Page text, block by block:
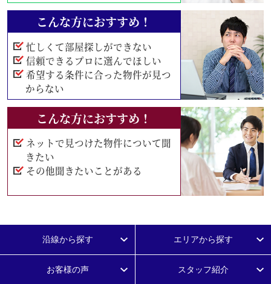
こんな方におすすめ！
忙しくて部屋探しができない
信頼できるプロに選んでほしい
希望する条件に合った物件が見つ
からない
こんな方におすすめ！
ネットで見つけた物件について聞
きたい
その他聞きたいことがある
沿線から探す エリアから探す
お客様の声 スタッフ紹介